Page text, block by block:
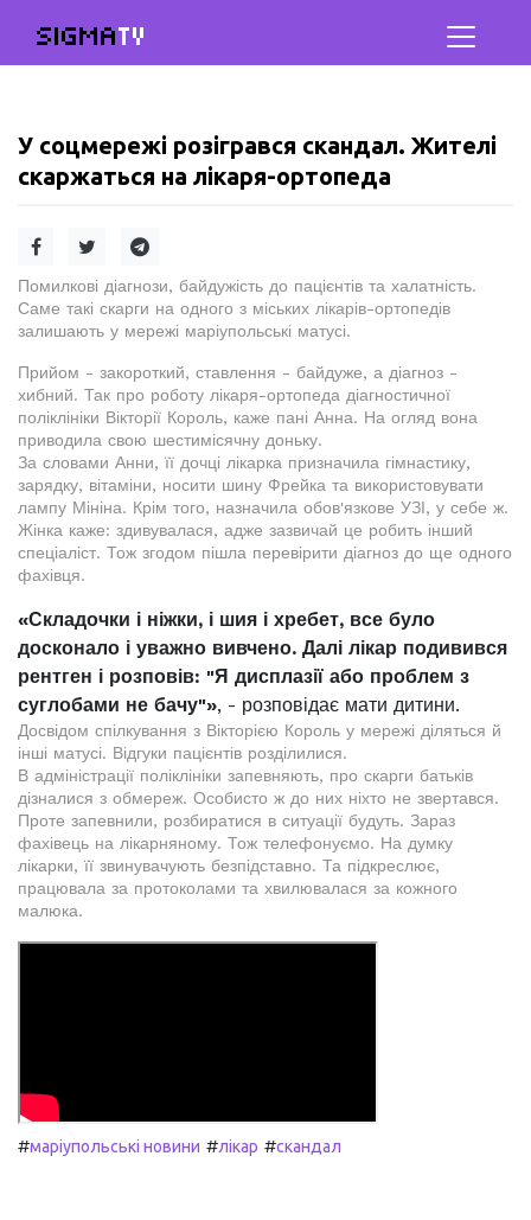
SIGMATV
У соцмережі розігрався скандал. Жителі
скаржаться на лікаря-ортопеда
Помилкові діагнози, байдужість до пацієнтів та халатність.
Саме такі скарги на одного з міських лікарів-ортопедів
залишають у мережі маріупольські матусі.
Прийом - закороткий, ставлення - байдуже, а діагноз -
хибний. Так про роботу лікаря-ортопеда діагностичної
поліклініки Вікторії Король, каже пані Анна. На огляд вона
приводила свою шестимісячну доньку.
За словами Анни, її дочці лікарка призначила гімнастику,
зарядку, вітаміни, носити шину Фрейка та використовувати
лампу Мініна. Крім того, назначила обов'язкове УЗІ, у себе ж.
Жінка каже: здивувалася, адже зазвичай це робить інший
спеціаліст. Тож згодом пішла перевірити діагноз до ще одного
фахівця.
«Складочки і ніжки, і шия і хребет, все було
досконало і уважно вивчено. Далі лікар подивився
рентген і розповів: "Я дисплазії або проблем з
суглобами не бачу"», - розповідає мати дитини.
Досвідом спілкування з Вікторією Король у мережі діляться й
інші матусі. Відгуки пацієнтів розділилися.
В адміністрації поліклініки запевняють, про скарги батьків
дізналися з обмереж. Особисто ж до них ніхто не звертався.
Проте запевнили, розбиратися в ситуації будуть. Зараз
фахівець на лікарняному. Тож телефонуємо. На думку
лікарки, її звинувачують безпідставно. Та підкреслює,
працювала за протоколами та хвилювалася за кожного
малюка.
#маріупольські новини #лікар #скандал